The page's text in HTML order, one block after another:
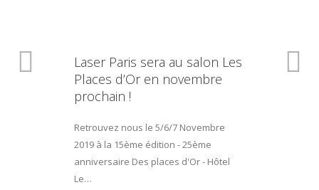
Laser Paris sera au salon Les
Places d’Or en novembre
prochain !
Retrouvez nous le 5/6/7 Novembre
2019 à la 15ème édition - 25ème
anniversaire Des places d'Or - Hôtel
Le…